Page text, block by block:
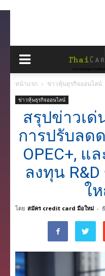
หน้าแรก ข่าวหุ้นธุรกิจออนไลน์
ข่าวหุ้นธุรกิจออนไลน์
สรุปข่าวเด่
การปรับลด
OPEC+, แ
ลงทุน
ใ
โดย สมัคร credit card มือใหม่ -